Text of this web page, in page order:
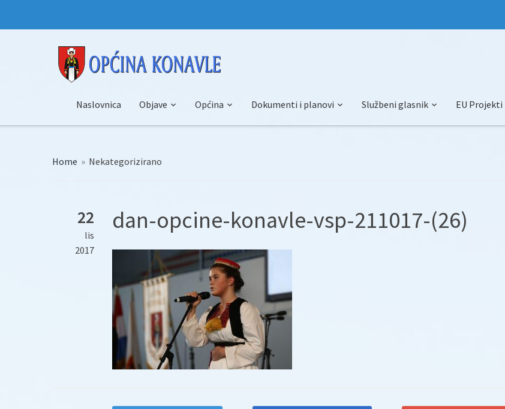
Naslovnica Objave Općina Dokumenti i planovi Službeni glasnik EU Projekti
Home » Nekategorizirano
22
lis
2017
dan-opcine-konavle-vsp-211017-(26)